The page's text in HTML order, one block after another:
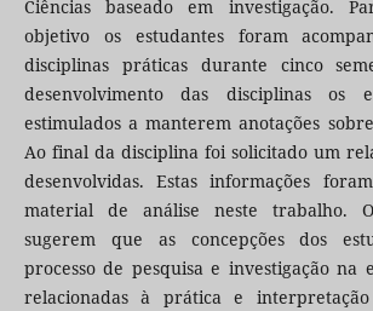
Ciências baseado em investigação.
objetivo os estudantes foram
disciplinas práticas durante cinco
desenvolvimento das disciplinas os
estimulados a manterem anotações
Ao final da disciplina foi solicitado um
desenvolvidas. Estas informações
material de análise neste trabalho.
sugerem que as concepções dos
processo de pesquisa e investigação na
relacionadas à prática e